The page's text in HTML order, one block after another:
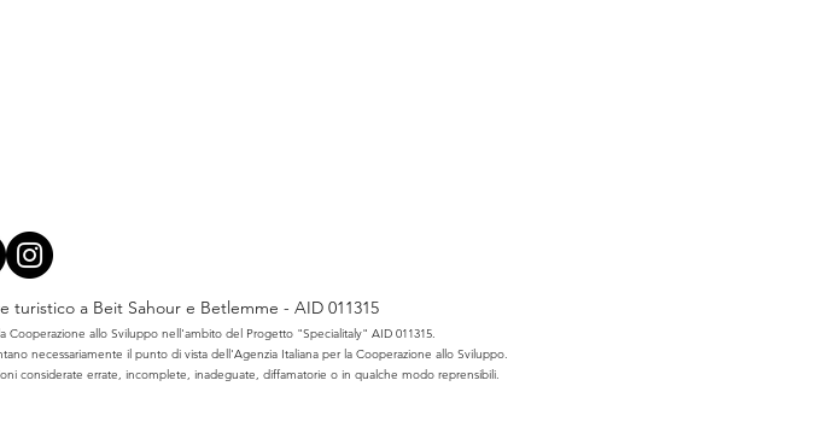
turistico a Beit Sahour e Betlemme - AID 011315
allo Sviluppo nell'ambito del Progetto "Specialitaly" AID 011315.
necessariamente il punto di vista dell'Agenzia Italiana per la Cooperazione allo Sviluppo.
considerate errate, incomplete, inadeguate, diffamatorie o in qualche modo reprensibili.